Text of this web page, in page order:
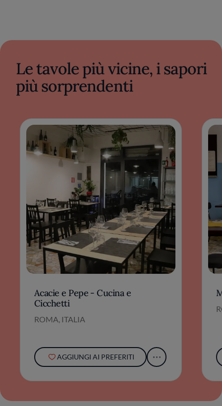
Le tavole più vicine, i sapori
più sorprendenti
Acacie e Pepe - Cucina e
Cicchetti
ROMA, ITALIA
AGGIUNGI AI PREFERITI